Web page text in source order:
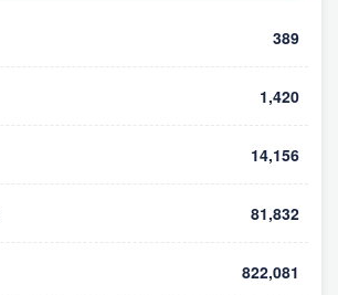
389
1,420
14,156
81,832
822,081